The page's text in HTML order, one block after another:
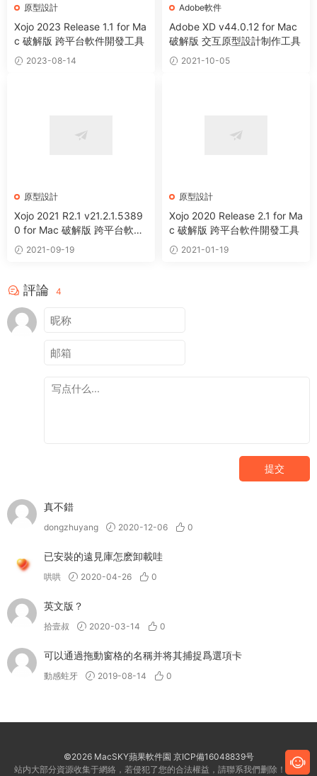
原型設計
Xojo 2023 Release 1.1 for Ma
c 破解版 跨平台軟件開發工具
2023-08-14
Adobe軟件
Adobe XD v44.0.12 for Mac
破解版 交互原型設計制作工具
2021-10-05
原型設計
Xojo 2021 R2.1 v21.2.1.5389
0 for Mac 破解版 跨平台軟件
開發工具
2021-09-19
原型設計
Xojo 2020 Release 2.1 for Ma
c 破解版 跨平台軟件開發工具
2021-01-19
評論 4
提交
真不錯
dongzhuyang 2020-12-06 0
已安裝的遠見庫怎麽卸載哇
哄哄 2020-04-26 0
英文版？
拾壹叔 2020-03-14 0
可以通過拖動窗格的名稱并将其捕捉爲選項卡
動感蛀牙 2019-08-14 0
©2026 MacSKY蘋果軟件園 京ICP備16048839号
站内大部分資源收集于網絡，若侵犯了您的合法權益，請聯系我們删除！客服